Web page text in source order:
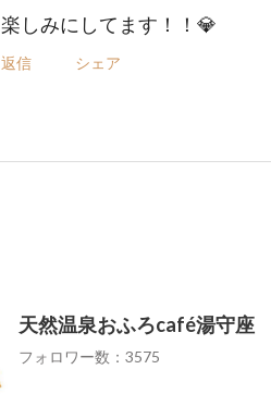
楽しみにしてます！！💎
返信 シェア
天然温泉おふろcafé湯守座
フォロワー数：3575